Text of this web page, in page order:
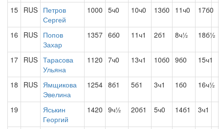
15 RUS Петров
Сергей
1000 5ч0 10ч0 13б0 11ч0 17б0
16 RUS Попов
Захар
1357 6б0 11ч1 2б1 8ч½ 18б½
17 RUS Тарасова
Ульяна
1120 7ч0 13ч1 10б0 9б0 15ч1
18 RUS Ямщикова
Эвелина
1254 8б1 5б1 3ч1 1б0 16ч½
19
Яськин
Георгий
1420 9ч½ 20б1 5ч0 14б1 3ч1